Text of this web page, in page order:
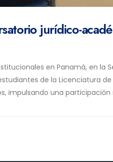
jurídico-
en Panamá, en la
de la Licenciatura
impulsando una